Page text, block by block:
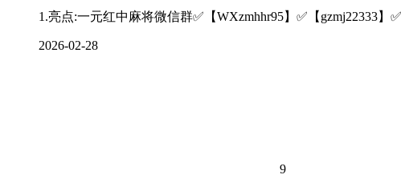
1.亮点:一元红中麻将微信群✅【WXzmhhr95】✅【gzmj22333
2026-02-28
9